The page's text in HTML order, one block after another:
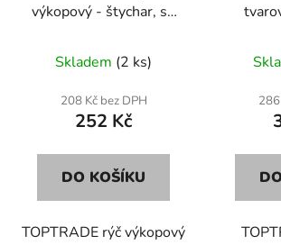
výkopový - štychar, se
násadou, Y
Skladem (2 ks)
208 Kč bez DPH
252 Kč
DO KOŠÍKU
TOPTRADE rýč výkopový